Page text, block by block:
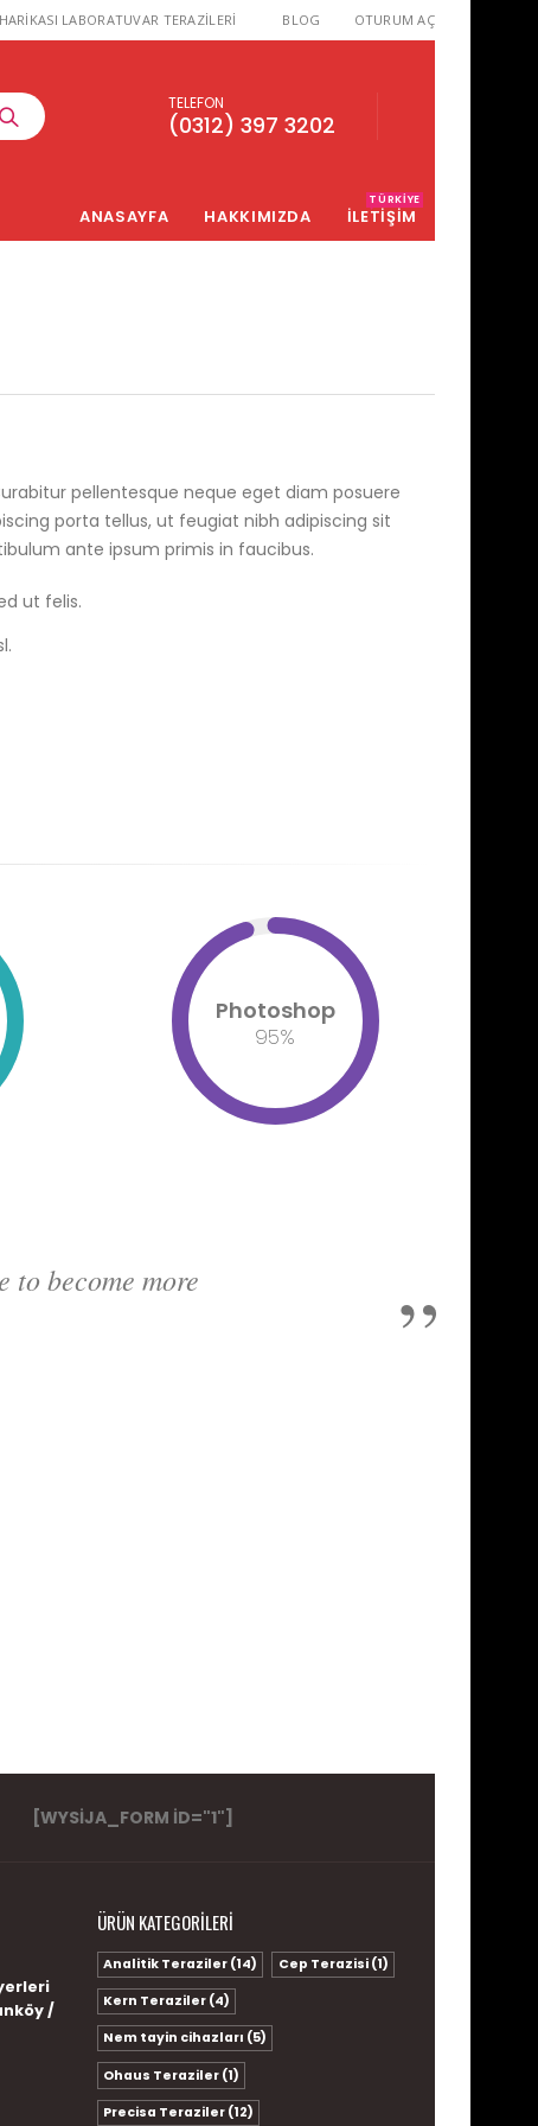
LABORATUVAR TERAZİLERİ BLOG OTURUM AÇ
TELEFON
(0312) 397 3202
ANASAYFA HAKKIMIZDA İLETİŞİM
TÜRKIYE
pellentesque neque eget diam posuere
porta tellus, ut feugiat nibh adipiscing sit
ante ipsum primis in faucibus.
ut felis.
Photoshop
95%
to become more
[WYSIJA_FORM ID="1"]
/
ÜRÜN KATEGORILERI
Analitik Teraziler (14) Cep Terazisi(1)
Kern Teraziler (4)
Nem tayin cihazları (5)
Ohaus Teraziler (1)
Precisa Teraziler (12)